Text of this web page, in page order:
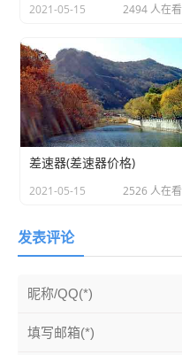
2021-05-15 2494 人在看
差速器(差速器价格)
2021-05-15 2526 人在看
发表评论